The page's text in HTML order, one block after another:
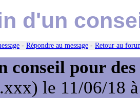
d'un
- Répondre au message - Retour au
conseil pour des
le 11/06/18